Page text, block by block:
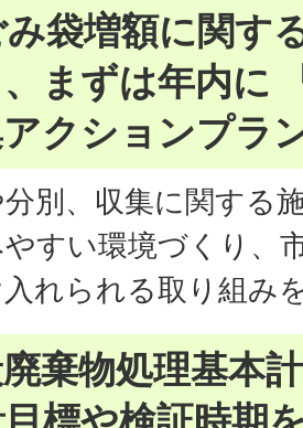
袋増額に関す
まずは年内に
クションプラ
別、収集に関する
すい環境づくり、
れられる取り組み
棄物処理基本